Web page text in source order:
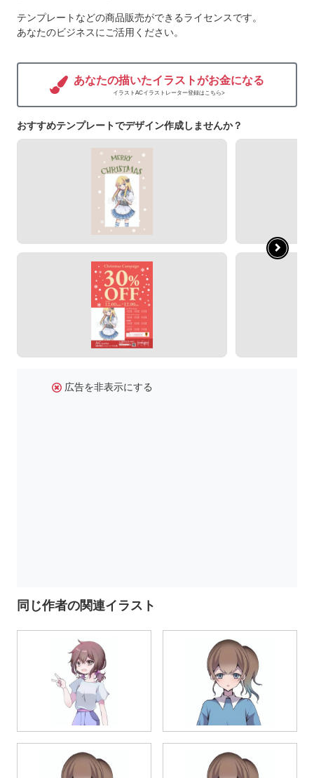
テンプレートなどの商品販売ができるライセンスです。
あなたのビジネスにご活用ください。
あなたの描いたイラストがお金になる
イラストACイラストレーター登録はこちら>
おすすめテンプレートでデザイン作成しませんか？
広告を非表示にする
同じ作者の関連イラスト